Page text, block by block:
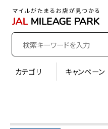
カテゴリ キャンペーン